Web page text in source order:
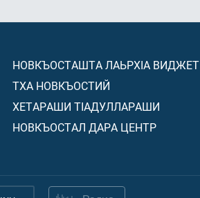
НОВКЪОСТАШТА ЛАЬРХIА ВИДЖЕТ
ТХА НОВКЪОСТИЙ
ХЕТАРАШИ ТIАДУЛЛАРАШИ
НОВКЪОСТАЛ ДАРА ЦЕНТР